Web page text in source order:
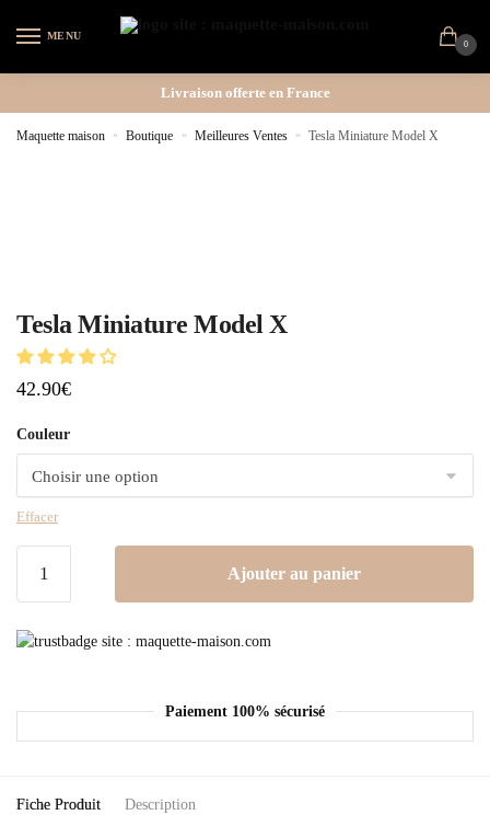
MENU
0
Livraison offerte en France
Maquette maison » Boutique » Meilleures Ventes » Tesla Miniature Model X
Tesla Miniature Model X
42.90€
Couleur
Effacer
Ajouter au panier
Paiement 100% sécurisé
Fiche Produit Description